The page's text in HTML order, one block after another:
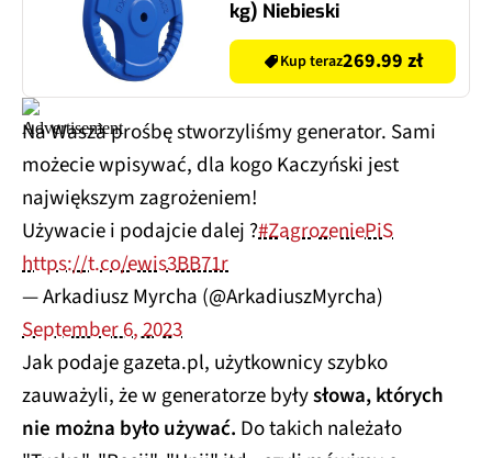
kg) Niebieski
Kup teraz269.99 zł
Na Waszà prośbę stworzyliśmy generator. Sami
możecie wpisywać, dla kogo Kaczyński jest
największym zagrożeniem!
Używacie i podajcie dalej ?#ZagrozeniePiS
https://t.co/ewis3BB71r
— Arkadiusz Myrcha (@ArkadiuszMyrcha)
September 6, 2023
Jak podaje gazeta.pl, użytkownicy szybko
zauważyli, że w generatorze byłysłowa, których
nie można było używać. Do takich należało